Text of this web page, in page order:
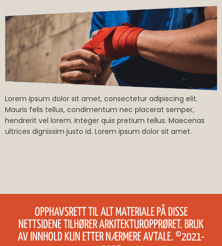
Lorem ipsum dolor sit amet, consectetur adipiscing elit.
Mauris felis tellus, condimentum nec placerat semper,
hendrerit vel lorem. Integer quis pretium tellus. Maecenas
ultrices dignissim justo id. Lorem ipsum dolor sit amet.
OPPHAVSRETT TIL ALT MATERIALE PÅ DISSE
NETTSIDENE TILHØRER ARKITEKTUROPPRØRET. BRUK
AV INNHOLD KUN ETTER NÆRMERE AVTALE. ©2021-